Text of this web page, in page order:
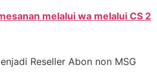
melalui wa melalui CS 2
Reseller Abon non MSG